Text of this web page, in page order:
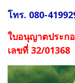
โทร. 080-
ใบอนุญาตประก
เลขที่ 32/01368